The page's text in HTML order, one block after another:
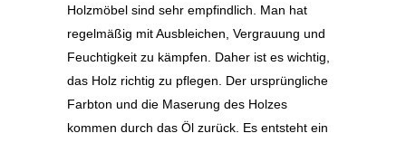
Holzmöbel sind sehr empfindlich. Man hat
regelmäßig mit Ausbleichen, Vergrauung und
Feuchtigkeit zu kämpfen. Daher ist es wichtig,
das Holz richtig zu pflegen. Der ursprüngliche
Farbton und die Maserung des Holzes
kommen durch das Öl zurück. Es entsteht ein